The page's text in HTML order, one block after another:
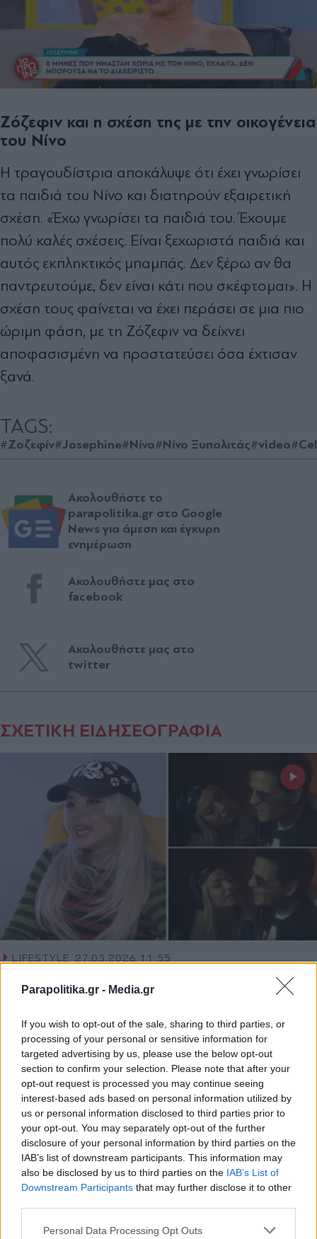
Parapolitika.gr - Media.gr
If you wish to opt-out of the sale, sharing to third parties, or
processing of your personal or sensitive information for
targeted advertising by us, please use the below opt-out
section to confirm your selection. Please note that after your
opt-out request is processed you may continue seeing
interest-based ads based on personal information utilized by
us or personal information disclosed to third parties prior to
your opt-out. You may separately opt-out of the further
disclosure of your personal information by third parties on the
IAB’s list of downstream participants. This information may
also be disclosed by us to third parties on the IAB’s List of
Downstream Participants that may further disclose it to other
Personal Data Processing Opt Outs
Ζόζεφιν και η σχέση της με την οικογένεια
του Νίνο
Η τραγουδίστρια αποκάλυψε ότι έχει γνωρίσει
τα παιδιά του Νίνο και διατηρούν εξαιρετική
σχέση. «Έχω γνωρίσει τα παιδιά του. Έχουμε
πολύ καλές σχέσεις. Είναι ξεχωριστά παιδιά και
αυτός εκπληκτικός μπαμπάς. Δεν ξέρω αν θα
παντρευτούμε, δεν είναι κάτι που σκέφτομαι». Η
σχέση τους φαίνεται να έχει περάσει σε μια πιο
ώριμη φάση, με τη Ζόζεφιν να δείχνει
αποφασισμένη να προστατεύσει όσα έχτισαν
ξανά.
TAGS:
#Ζοζεφίν#Josephine#Νίνο#Νίνο Ξυπολιτάς#video
Ακολουθήστε το
parapolitika.gr στο Google
News για άμεση και έγκυρη
ενημέρωση
Ακολουθήστε μας στο
facebook
Ακολουθήστε μας στο
twitter
ΣΧΕΤΙΚΗ ΕΙΔΗΣΕΟΓΡΑΦΙΑ
LIFESTYLE 27.03.2026 11:55
Ζόζεφιν: "Είμαι ερωτευμένη" -
Επιβεβαίωσε την επανασύνδεση - "Με
τον Νίνο υπάρχει ένας έρωτας μεγάλος
(Βίντεο)
Εγγραφή στο newsletter